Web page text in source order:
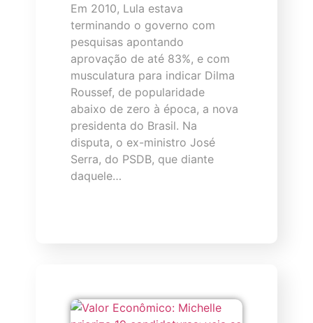
Em 2010, Lula estava
terminando o governo com
pesquisas apontando
aprovação de até 83%, e com
musculatura para indicar Dilma
Roussef, de popularidade
abaixo de zero à época, a nova
presidenta do Brasil. Na
disputa, o ex-ministro José
Serra, do PSDB, que diante
daquele…